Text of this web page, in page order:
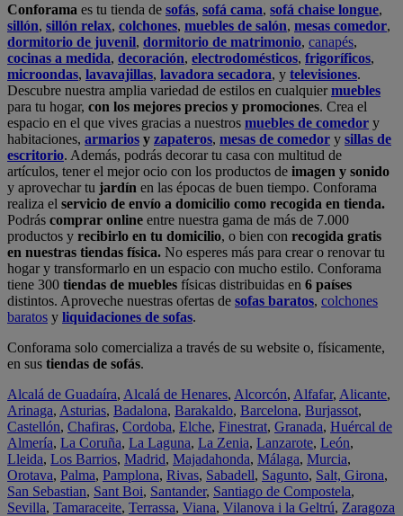
Conforama es tu tienda de sofás, sofá cama, sofá chaise longue,
sillón, sillón relax, colchones, muebles de salón, mesas comedor,
dormitorio de juvenil, dormitorio de matrimonio, canapés,
cocinas a medida, decoración, electrodomésticos, frigoríficos,
microondas, lavavajillas, lavadora secadora, y televisiones.
Descubre nuestra amplia variedad de estilos en cualquiermuebles
para tu hogar, con los mejores precios y promociones. Crea el
espacio en el que vives gracias a nuestros muebles de comedor y
habitaciones, armarios y zapateros, mesas de comedor y sillas de
escritorio. Además, podrás decorar tu casa con multitud de
artículos, tener el mejor ocio con los productos de imagen y sonido
y aprovechar tu jardín en las épocas de buen tiempo. Conforama
realiza el servicio de envío a domicilio como recogida en tienda.
Podrás comprar online entre nuestra gama de más de 7.000
productos y recibirlo en tu domicilio, o bien con recogida gratis
en nuestras tiendas física. No esperes más para crear o renovar tu
hogar y transformarlo en un espacio con mucho estilo. Conforama
tiene 300 tiendas de muebles físicas distribuidas en 6 países
distintos. Aproveche nuestras ofertas de sofas baratos, colchones
baratos y liquidaciones de sofas.
Conforama solo comercializa a través de su website o, físicamente,
en sus tiendas de sofás.
Alcalá de Guadaíra, Alcalá de Henares, Alcorcón, Alfafar, Alicante,
Arinaga, Asturias, Badalona, Barakaldo, Barcelona, Burjassot,
Castellón, Chafiras, Cordoba, Elche, Finestrat, Granada, Huércal de
Almería, La Coruña, La Laguna, La Zenia, Lanzarote, León,
Lleida, Los Barrios, Madrid, Majadahonda, Málaga, Murcia,
Orotava, Palma, Pamplona, Rivas, Sabadell, Sagunto, Salt, Girona,
San Sebastian, Sant Boi, Santander, Santiago de Compostela,
Sevilla, Tamaraceite, Terrassa, Viana, Vilanova i la Geltrú, Zaragoza